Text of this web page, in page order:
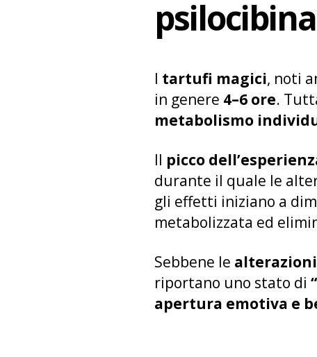
psilocibina
I tartufi magici, noti
in genere 4–6 ore.
metabolismo
Il picco
durante il quale le
gli effetti iniziano a
metabolizzata ed
Sebbene le
riportano uno stato di
apertura emotiva e